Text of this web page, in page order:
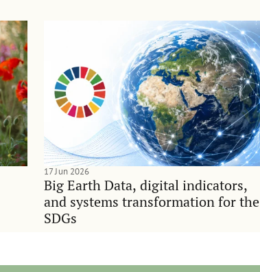
Big Earth Data, digital indicators,
and systems transformation for the
SDGs
17 Jun 2026